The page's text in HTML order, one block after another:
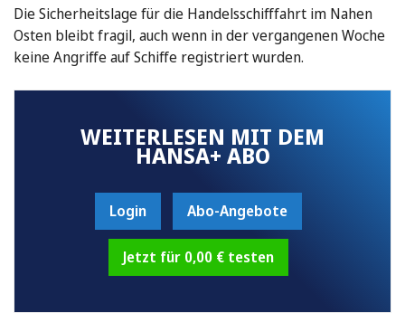
Die Sicherheitslage für die Handelsschifffahrt im Nahen
Osten bleibt fragil, auch wenn in der vergangenen Woche
keine Angriffe auf Schiffe registriert wurden.
WEITERLESEN MIT DEM
HANSA+ ABO
Login Abo-Angebote
Jetzt für 0,00 € testen